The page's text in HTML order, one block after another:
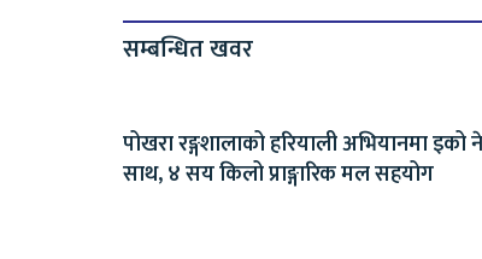
सम्बन्धित खवर
पोखरा रङ्गशालाको हरियाली अभियानमा इको
साथ, ४ सय किलो प्राङ्गारिक मल सहयोग